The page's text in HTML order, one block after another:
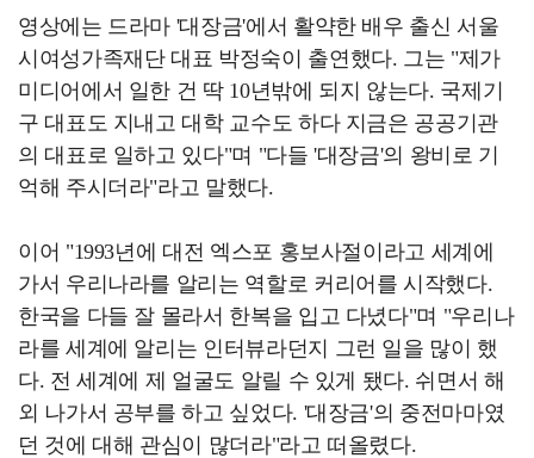
영상에는 드라마 '대장금'에서 활약한 배우 출신 서울
시여성가족재단 대표 박정숙이 출연했다. 그는 "제가
미디어에서 일한 건 딱 10년밖에 되지 않는다. 국제기
구 대표도 지내고 대학 교수도 하다 지금은 공공기관
의 대표로 일하고 있다"며 "다들 '대장금'의 왕비로 기
억해 주시더라"라고 말했다.
이어 "1993년에 대전 엑스포 홍보사절이라고 세계에
가서 우리나라를 알리는 역할로 커리어를 시작했다.
한국을 다들 잘 몰라서 한복을 입고 다녔다"며 "우리나
라를 세계에 알리는 인터뷰라던지 그런 일을 많이 했
다. 전 세계에 제 얼굴도 알릴 수 있게 됐다. 쉬면서 해
외 나가서 공부를 하고 싶었다. '대장금'의 중전마마였
던 것에 대해 관심이 많더라"라고 떠올렸다.